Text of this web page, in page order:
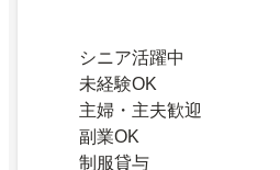
シニア活躍中
未経験OK
主婦・主夫歓迎
副業OK
制服貸与